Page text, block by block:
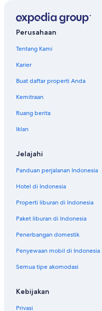
Perusahaan
Tentang Kami
Karier
Buat daftar properti Anda
Kemitraan
Ruang berita
Iklan
Jelajahi
Panduan perjalanan Indonesia
Hotel di Indonesia
Properti liburan di Indonesia
Paket liburan di Indonesia
Penerbangan domestik
Penyewaan mobil di Indonesia
Semua tipe akomodasi
Kebijakan
Privasi